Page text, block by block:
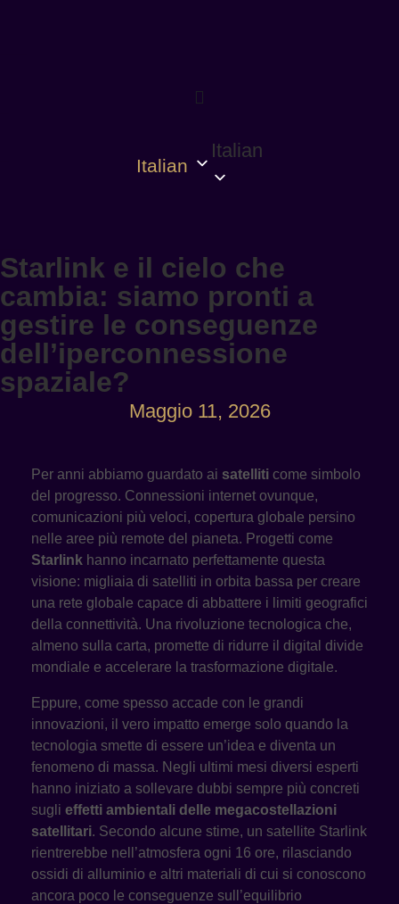
Italian
Italian
Starlink e il cielo che
cambia: siamo pronti a
gestire le conseguenze
dell’iperconnessione
spaziale?
Maggio 11, 2026
Per anni abbiamo guardato ai satelliticome simbolo
del progresso. Connessioni internet ovunque,
comunicazioni più veloci, copertura globale persino
nelle aree più remote del pianeta. Progetti come
Starlinkhanno incarnato perfettamente questa
visione: migliaia di satelliti in orbita bassa per creare
una rete globale capace di abbattere i limiti geografici
della connettività. Una rivoluzione tecnologica che,
almeno sulla carta, promette di ridurre il digital divide
mondiale e accelerare la trasformazione digitale.
Eppure, come spesso accade con le grandi
innovazioni, il vero impatto emerge solo quando la
tecnologia smette di essere un’idea e diventa un
fenomeno di massa. Negli ultimi mesi diversi esperti
hanno iniziato a sollevare dubbi sempre più concreti
sugli effetti ambientali delle megacostellazioni
satellitari. Secondo alcune stime, un satellite Starlink
rientrerebbe nell’atmosfera ogni 16 ore, rilasciando
ossidi di alluminio e altri materiali di cui si conoscono
ancora poco le conseguenze sull’equilibrio